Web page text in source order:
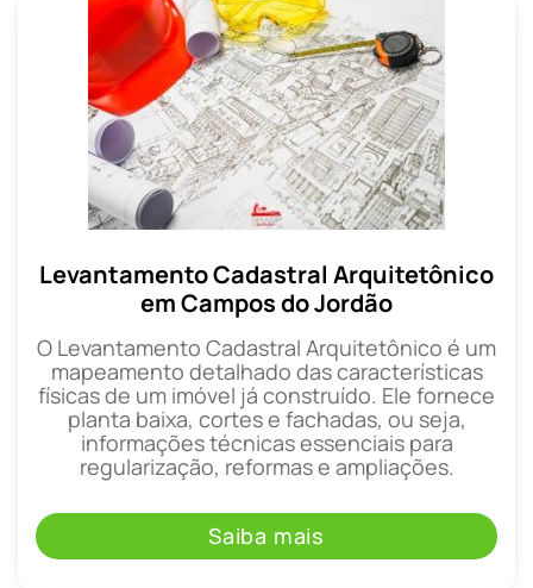
Levantamento Cadastral Arquitetônico
em Campos do Jordão
O Levantamento Cadastral Arquitetônico é um
mapeamento detalhado das características
físicas de um imóvel já construído. Ele fornece
planta baixa, cortes e fachadas, ou seja,
informações técnicas essenciais para
regularização, reformas e ampliações.
Saiba mais